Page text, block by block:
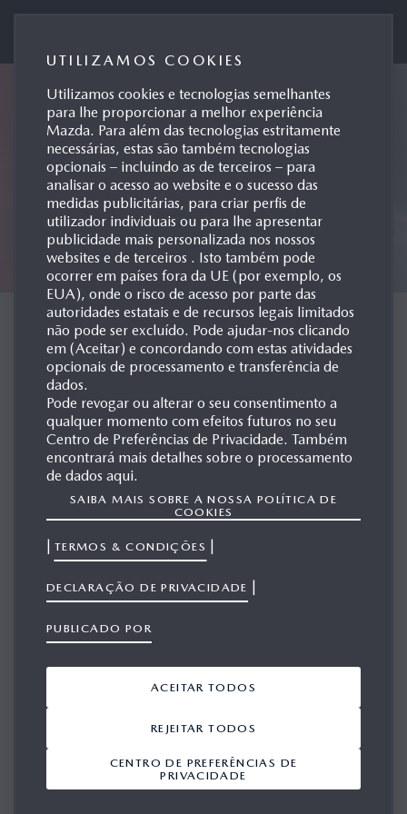
CONCEPT CARS
MAZDA IBUKI
MATERIAIS
RELACIONADOS
Mostrar 1-7 a partir de 7
VIEWPORT
Mazda Ibuki - Press
28/11/2003
UTILIZAMOS COOKIES
Utilizamos cookies e tecnologias semelhantes
para lhe proporcionar a melhor experiência
Mazda. Para além das tecnologias estritamente
necessárias, estas são também tecnologias
opcionais – incluindo as de terceiros – para
analisar o acesso ao website e o sucesso das
medidas publicitárias, para criar perfis de
utilizador individuais ou para lhe apresentar
publicidade mais personalizada nos nossos
websites e de terceiros . Isto também pode
ocorrer em países fora da UE (por exemplo, os
EUA), onde o risco de acesso por parte das
autoridades estatais e de recursos legais limitados
não pode ser excluído. Pode ajudar-nos clicando
em (Aceitar) e concordando com estas atividades
opcionais de processamento e transferência de
dados.
Pode revogar ou alterar o seu consentimento a
qualquer momento com efeitos futuros no seu
Centro de Preferências de Privacidade. Também
encontrará mais detalhes sobre o processamento
de dados aqui.
SAIBA MAIS SOBRE A NOSSA POLÍTICA DE
COOKIES
| TERMOS & CONDIÇÕES |
DECLARAÇÃO DE PRIVACIDADE |
PUBLICADO POR
CENTRO DE PREFERÊNCIAS DE
PRIVACIDADE
REJEITAR TODOS
ACEITAR TODOS